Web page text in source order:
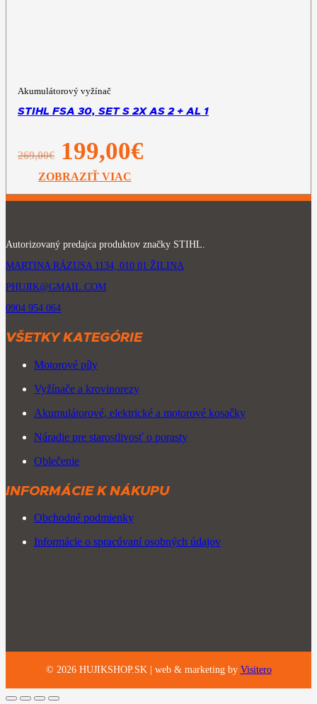
Akumulátorový vyžínač
STIHL FSA 30, SET S 2X AS 2 + AL 1
269,00€
Pôvodná
cena
269,00€.
199,00€
ZOBRAZIŤ VIAC
Autorizovaný predajca produktov značky STIHL.
MARTINA RÁZUSA 1134, 010 01 ŽILINA
PHUJIK@GMAIL.COM
0904 954 064
VŠETKY KATEGÓRIE
Motorové píly
Vyžínače a krovinorezy
Akumulátorové, elektrické a motorové kosačky
Náradie pre starostlivosť o porasty
Oblečenie
INFORMÁCIE K NÁKUPU
Obchodné podmienky
Informácie o spracúvaní osobných údajov
© 2026HUJIKSHOP.SK | web & marketing by Visitero